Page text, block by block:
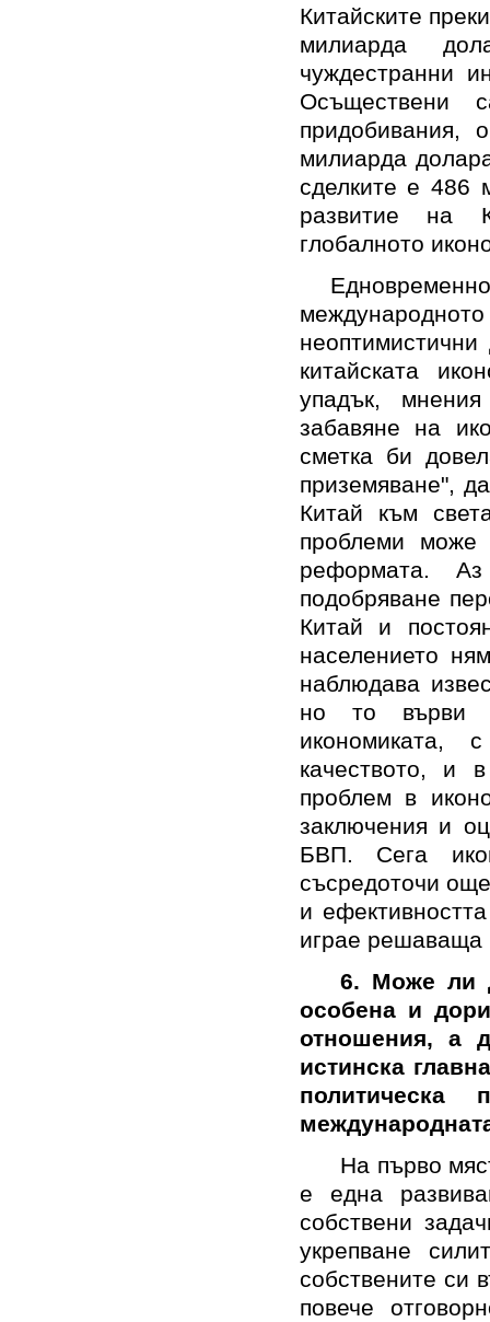
Китайските
милиарда
чуждестранни
Осъществени
придобивания,
милиарда
сделките е 486
развитие на
глобалното
китайската
упадък,
забавяне на
сметка би
приземяване",
Китай към
проблеми
реформата.
подобряване пер
Китай и
населението
наблюдава
но то върви
икономиката,
качеството, и
проблем в
заключения и
БВП. Сега
съсредоточи
и
играе решаваща
6. Може ли
особена и
отношения, а
истинска
политическа
На първо
е една
собствени
укрепване
собствените си
повече